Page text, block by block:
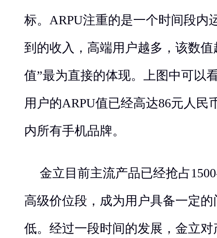
标。ARPU注重的是一个时间段内
到的收入，高端用户越多，该数
值”最为直接的体现。上图中可以
用户的ARPU值已经高达86元人民
内所有手机品牌。
金立目前主流产品已经抢占
高级价位段，成为用户具备一定
低。经过一段时间的发展，金立